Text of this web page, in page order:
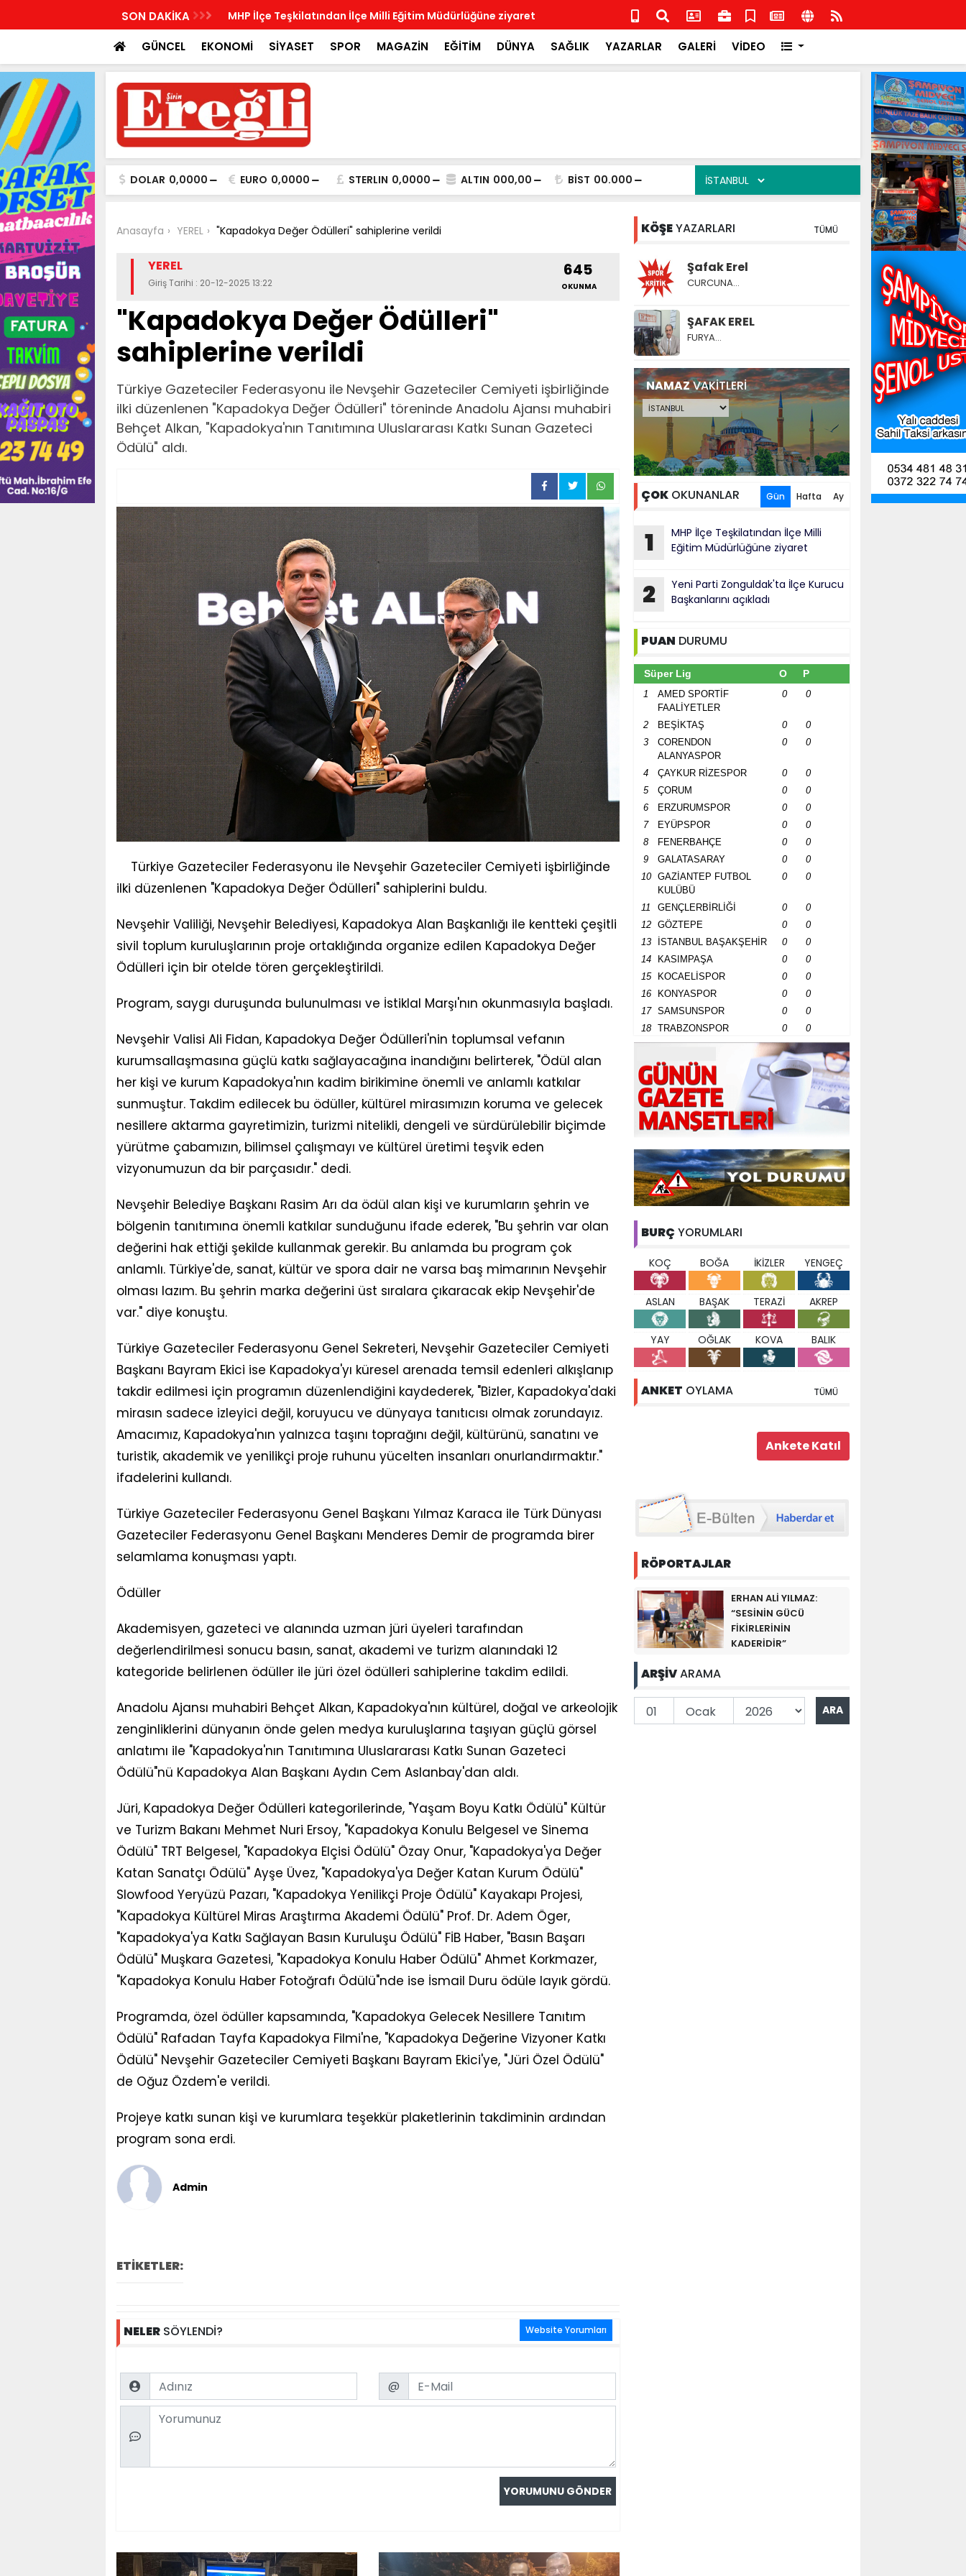
SON DAKİKA
Kurucu Başkanlarını açıkladı MHP İlçe Teşkilatından İlçe Milli Eğitim Müdürlüğüne ziyaret
Rotary Bölge Federasyon Başkanı Orhan Uludağ'dan Kdz.Ereğli
Rotary Kulübü'ne ziyaret
GÜNCEL EKONOMİ SİYASET SPOR MAGAZİN EĞİTİM DÜNYA SAĞLIK YAZARLAR GALERİ VİDEO
DOLAR 0,0000 EURO 0,0000 STERLIN 0,0000 ALTIN 000,00 BİST 00.000
Anasayfa YEREL "Kapadokya Değer Ödülleri" sahiplerine verildi
YEREL
Giriş Tarihi : 20-12-2025 13:22
645
OKUNMA
"Kapadokya Değer Ödülleri"
sahiplerine verildi
Türkiye Gazeteciler Federasyonu ile Nevşehir Gazeteciler Cemiyeti işbirliğinde
ilki düzenlenen "Kapadokya Değer Ödülleri" töreninde Anadolu Ajansı muhabiri
Behçet Alkan, "Kapadokya'nın Tanıtımına Uluslararası Katkı Sunan Gazeteci
Ödülü" aldı.
Türkiye Gazeteciler Federasyonu ile Nevşehir Gazeteciler Cemiyeti işbirliğinde
ilki düzenlenen "Kapadokya Değer Ödülleri" sahiplerini buldu.
Nevşehir Valiliği, Nevşehir Belediyesi, Kapadokya Alan Başkanlığı ile kentteki çeşitli
sivil toplum kuruluşlarının proje ortaklığında organize edilen Kapadokya Değer
Ödülleri için bir otelde tören gerçekleştirildi.
Program, saygı duruşunda bulunulması ve İstiklal Marşı'nın okunmasıyla başladı.
Nevşehir Valisi Ali Fidan, Kapadokya Değer Ödülleri'nin toplumsal vefanın
kurumsallaşmasına güçlü katkı sağlayacağına inandığını belirterek, "Ödül alan
her kişi ve kurum Kapadokya'nın kadim birikimine önemli ve anlamlı katkılar
sunmuştur. Takdim edilecek bu ödüller, kültürel mirasımızın koruma ve gelecek
nesillere aktarma gayretimizin, turizmi nitelikli, dengeli ve sürdürülebilir biçimde
yürütme çabamızın, bilimsel çalışmayı ve kültürel üretimi teşvik eden
vizyonumuzun da bir parçasıdır." dedi.
Nevşehir Belediye Başkanı Rasim Arı da ödül alan kişi ve kurumların şehrin ve
bölgenin tanıtımına önemli katkılar sunduğunu ifade ederek, "Bu şehrin var olan
değerini hak ettiği şekilde kullanmak gerekir. Bu anlamda bu program çok
anlamlı. Türkiye'de, sanat, kültür ve spora dair ne varsa baş mimarının Nevşehir
olması lazım. Bu şehrin marka değerini üst sıralara çıkaracak ekip Nevşehir'de
var." diye konuştu.
Türkiye Gazeteciler Federasyonu Genel Sekreteri, Nevşehir Gazeteciler Cemiyeti
Başkanı Bayram Ekici ise Kapadokya'yı küresel arenada temsil edenleri alkışlanıp
takdir edilmesi için programın düzenlendiğini kaydederek, "Bizler, Kapadokya'daki
mirasın sadece izleyici değil, koruyucu ve dünyaya tanıtıcısı olmak zorundayız.
Amacımız, Kapadokya'nın yalnızca taşını toprağını değil, kültürünü, sanatını ve
turistik, akademik ve yenilikçi proje ruhunu yücelten insanları onurlandırmaktır."
ifadelerini kullandı.
Türkiye Gazeteciler Federasyonu Genel Başkanı Yılmaz Karaca ile Türk Dünyası
Gazeteciler Federasyonu Genel Başkanı Menderes Demir de programda birer
selamlama konuşması yaptı.
Ödüller
Akademisyen, gazeteci ve alanında uzman jüri üyeleri tarafından
değerlendirilmesi sonucu basın, sanat, akademi ve turizm alanındaki 12
kategoride belirlenen ödüller ile jüri özel ödülleri sahiplerine takdim edildi.
Anadolu Ajansı muhabiri Behçet Alkan, Kapadokya'nın kültürel, doğal ve arkeolojik
zenginliklerini dünyanın önde gelen medya kuruluşlarına taşıyan güçlü görsel
anlatımı ile "Kapadokya'nın Tanıtımına Uluslararası Katkı Sunan Gazeteci
Ödülü"nü Kapadokya Alan Başkanı Aydın Cem Aslanbay'dan aldı.
Jüri, Kapadokya Değer Ödülleri kategorilerinde, "Yaşam Boyu Katkı Ödülü" Kültür
ve Turizm Bakanı Mehmet Nuri Ersoy, "Kapadokya Konulu Belgesel ve Sinema
Ödülü" TRT Belgesel, "Kapadokya Elçisi Ödülü" Özay Onur, "Kapadokya'ya Değer
Katan Sanatçı Ödülü" Ayşe Üvez, "Kapadokya'ya Değer Katan Kurum Ödülü"
Slowfood Yeryüzü Pazarı, "Kapadokya Yenilikçi Proje Ödülü" Kayakapı Projesi,
"Kapadokya Kültürel Miras Araştırma Akademi Ödülü" Prof. Dr. Adem Öger,
"Kapadokya'ya Katkı Sağlayan Basın Kuruluşu Ödülü" FİB Haber, "Basın Başarı
Ödülü" Muşkara Gazetesi, "Kapadokya Konulu Haber Ödülü" Ahmet Korkmazer,
"Kapadokya Konulu Haber Fotoğrafı Ödülü"nde ise İsmail Duru ödüle layık gördü.
Programda, özel ödüller kapsamında, "Kapadokya Gelecek Nesillere Tanıtım
Ödülü" Rafadan Tayfa Kapadokya Filmi'ne, "Kapadokya Değerine Vizyoner Katkı
Ödülü" Nevşehir Gazeteciler Cemiyeti Başkanı Bayram Ekici'ye, "Jüri Özel Ödülü"
de Oğuz Özdem'e verildi.
Projeye katkı sunan kişi ve kurumlara teşekkür plaketlerinin takdiminin ardından
program sona erdi.
Admin
ETİKETLER:
NELER SÖYLENDİ? Website Yorumları
Name Email
@
Comment
KÖŞEYAZARLARI TÜMÜ
Şafak Erel
CURCUNA…
ŞAFAK EREL
FURYA…
NAMAZVAKİTLERİ
ÇOK OKUNANLAR Gün Hafta Ay
1
MHP İlçe Teşkilatından İlçe Milli
Eğitim Müdürlüğüne ziyaret
2
Yeni Parti Zonguldak'ta İlçe Kurucu
Başkanlarını açıkladı
PUAN DURUMU
Süper Lig O P
1
AMED SPORTİF
FAALİYETLER
0 0
2 BEŞİKTAŞ 0
0
3
CORENDON
ALANYASPOR
0 0
4 ÇAYKUR RİZESPOR 0
0
5
ÇORUM 0
0
6
ERZURUMSPOR 0
0
7
EYÜPSPOR 0
0
8
FENERBAHÇE 0
0
9
GALATASARAY 0
0
10
GAZİANTEP FUTBOL
KULÜBÜ
0 0
11 GENÇLERBİRLİĞİ 0
0
12
GÖZTEPE 0
0
13
İSTANBUL BAŞAKŞEHİR 0
0
14
KASIMPAŞA 0
0
15
KOCAELİSPOR 0
0
16
KONYASPOR 0
0
17
SAMSUNSPOR 0
0
18
TRABZONSPOR 0 0
BURÇ YORUMLARI
KOÇ BOĞA İKİZLER YENGEÇ
ASLAN BAŞAK TERAZİ AKREP
YAY OĞLAK KOVA BALIK
ANKET OYLAMA TÜMÜ
RÖPORTAJLAR
ERHAN ALİ YILMAZ:
“SESİNİN GÜCÜ
FİKİRLERİNİN
KADERİDİR”
ARŞİVARAMA